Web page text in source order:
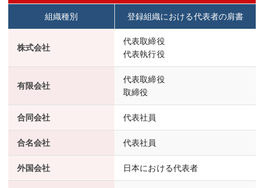
組織種別 登録組織における代表者の肩書
株式会社
代表取締役
代表執行役
有限会社
代表取締役
取締役
合同会社 代表社員
合名会社 代表社員
外国会社 日本における代表者